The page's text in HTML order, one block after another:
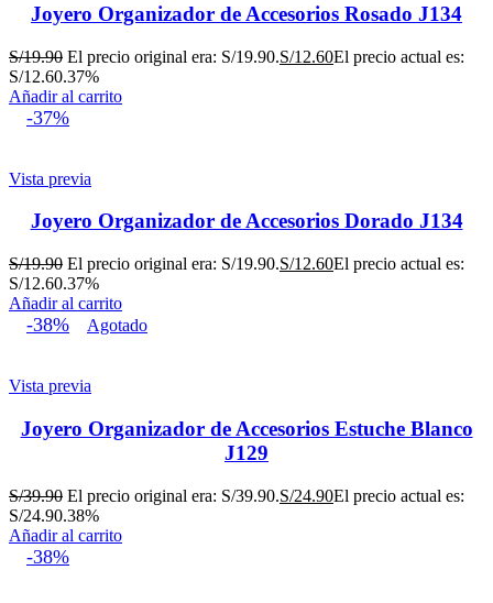
Joyero Organizador de Accesorios Rosado J134
S/19.90 El precio original era: S/19.90.S/12.60El precio actual es:
S/12.60.37%
Añadir al carrito
-37%
Vista previa
Joyero Organizador de Accesorios Dorado J134
S/19.90 El precio original era: S/19.90.S/12.60El precio actual es:
S/12.60.37%
Añadir al carrito
-38% Agotado
Vista previa
Joyero Organizador de Accesorios Estuche Blanco
J129
S/39.90 El precio original era: S/39.90.S/24.90El precio actual es:
S/24.90.38%
Añadir al carrito
-38%